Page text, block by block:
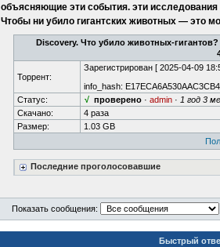
объясняющие эти события. эти
Чтобы ни убило гигантских животных — это
Discovery. Что убило животных-
Торрент:
Зарегистрирован [ 2025-04-09
info_hash:
Статус:
√ проверено · admin · 1 год 3
Скачано:
4 раза
Размер:
1.03 GB
Последние проголосовавшие
Показать сообщения:
Быстрый